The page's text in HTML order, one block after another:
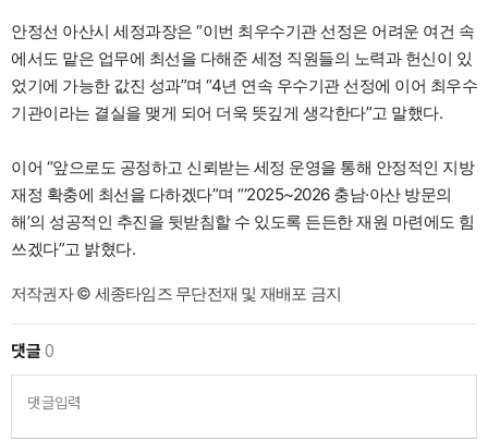
안정선 아산시 세정과장은 “이번 최우수기관 선정은 어려운 여건 속
에서도 맡은 업무에 최선을 다해준 세정 직원들의 노력과 헌신이 있
었기에 가능한 값진 성과”며 “4년 연속 우수기관 선정에 이어 최우수
기관이라는 결실을 맺게 되어 더욱 뜻깊게 생각한다”고 말했다.
이어 “앞으로도 공정하고 신뢰받는 세정 운영을 통해 안정적인 지방
재정 확충에 최선을 다하겠다”며 “‘2025~2026 충남·아산 방문의
해’의 성공적인 추진을 뒷받침할 수 있도록 든든한 재원 마련에도 힘
쓰겠다”고 밝혔다.
저작권자 © 세종타임즈 무단전재 및 재배포 금지
댓글0
댓글입력